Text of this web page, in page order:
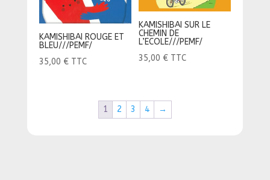
KAMISHIBAI ROUGE ET
BLEU///PEMF/
35,00 € TTC
KAMISHIBAI SUR LE
CHEMIN DE
L’ECOLE///PEMF/
35,00 € TTC
1 2 3 4 →